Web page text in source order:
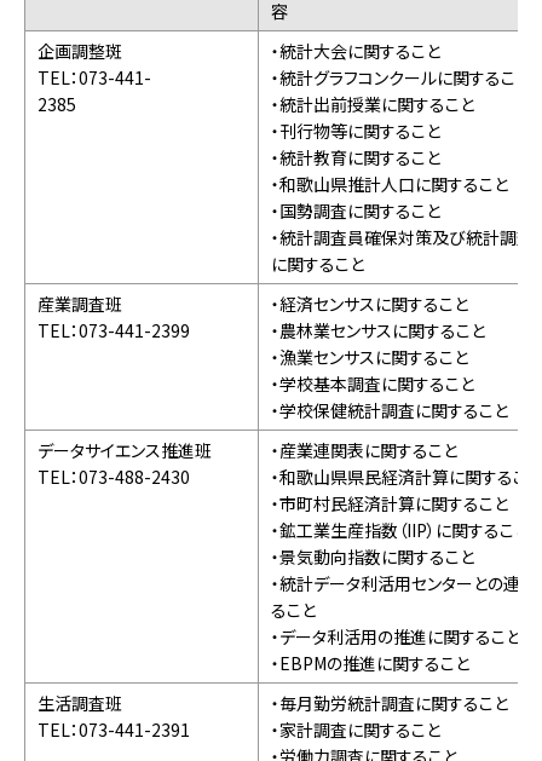
企画調整斑
TEL：073-441-
2385
・統計大会に関すること
・統計グラフコンクールに関すること
・統計出前授業に関すること
・刊行物等に関すること
・統計教育に関すること
・和歌山県推計人口に関すること
・国勢調査に関すること
・統計調査員確保対策及び統計調査
に関すること
産業調査班
TEL：073-441-2399
・経済センサスに関すること
・農林業センサスに関すること
・漁業センサスに関すること
・学校基本調査に関すること
・学校保健統計調査に関すること
データサイエンス推進班
TEL：073-488-2430
・産業連関表に関すること
・和歌山県県民経済計算に関する
・市町村民経済計算に関すること
・鉱工業生産指数（IIP）に関すること
・景気動向指数に関すること
・統計データ利活用センターとの連
ること
・データ利活用の推進に関すること
・EBPMの推進に関すること
生活調査班
TEL：073-441-2391
・毎月勤労統計調査に関すること
・家計調査に関すること
・労働力調査に関すること